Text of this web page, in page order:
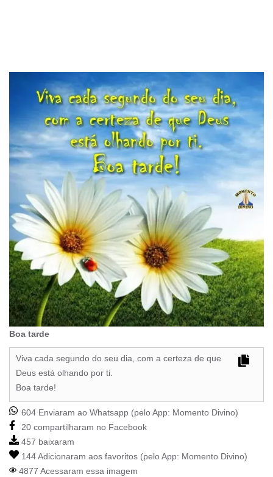
Boa tarde
Viva cada segundo do seu dia, com a certeza de que
Deus está olhando por ti.
Boa tarde!
604 Enviaram ao Whatsapp (pelo App: Momento Divino)
20 compartilharam no Facebook
457 baixaram
144 Adicionaram aos favoritos (pelo App: Momento Divino)
4877 Acessaram essa imagem